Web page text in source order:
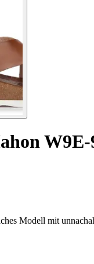
W9E-
Modell mit